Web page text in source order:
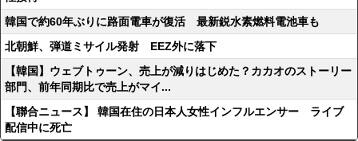
韓国で約60年ぶりに路面電車が復活 最新鋭水素燃料電池車も
北朝鮮、弾道ミサイル発射 EEZ外に落下
【韓国】ウェブトゥーン、売上が減りはじめた？カカオのストーリー
部門、前年同期比で売上がマイ...
【聯合ニュース】 韓国在住の日本人女性インフルエンサー ライブ
配信中に死亡